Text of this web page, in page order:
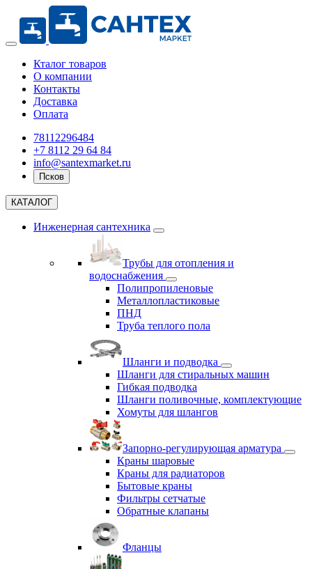
Кталог товаров
О компании
Контакты
Доставка
Оплата
78112296484
+7 8112 29 64 84
info@santexmarket.ru
Псков
КАТАЛОГ
Инженерная сантехника
Трубы для отопления и
водоснабжения
Полипропиленовые
Металлопластиковые
ПНД
Труба теплого пола
Шланги и подводка
Шланги для стиральных машин
Гибкая подводка
Шланги поливочные, комплектующие
Хомуты для шлангов
Запорно-регулирующая арматура
Краны шаровые
Краны для радиаторов
Бытовые краны
Фильтры сетчатые
Обратные клапаны
Фланцы